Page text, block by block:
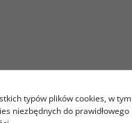
typów plików cookies, w tym
niezbędnych do prawidłowego